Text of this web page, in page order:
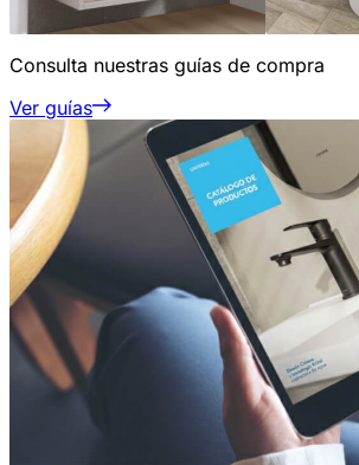
Consulta nuestras guías de compra
Ver guías